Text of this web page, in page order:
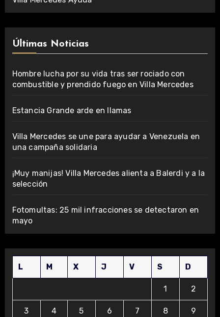
Últimas Noticias
Hombre lucha por su vida tras ser rociado con
combustible y prendido fuego en Villa Mercedes
Estancia Grande arde en llamas
Villa Mercedes se une para ayudar a Venezuela en
una campaña solidaria
¡Muy manijas! Villa Mercedes alienta a Balerdi y a la
selección
Fotomultas: 25 mil infracciones se detectaron en
mayo
L M X J V S D
1 2
3 4 5 6 7 8 9